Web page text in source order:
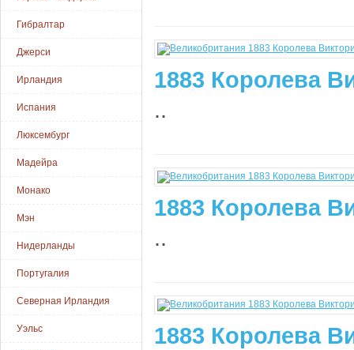
Гибралтар
Джерси
Ирландия
Испания
Люксембург
Мадейра
Монако
Мэн
Нидерланды
Португалия
Северная Ирландия
Уэльс
1883 Королева
..
1883 Королева
..
1883 Королева